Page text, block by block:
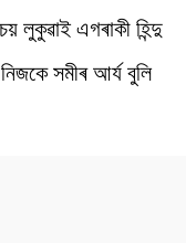
লুকুৱাই এগৰাকী হিন্দু
সমীৰ আৰ্য বুলি